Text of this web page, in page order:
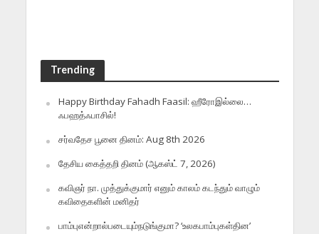
Trending
Happy Birthday Fahadh Faasil: ஹீரோஇல்லை…
ஃபஹத்ஃபாசில்!
சர்வதேச பூனை தினம்: Aug 8th 2026
தேசிய கைத்தறி தினம் (ஆகஸ்ட் 7, 2026)
கவிஞர் நா. முத்துக்குமார் எனும் காலம் கடந்தும் வாழும்
கவிதைகளின் மனிதர்
பாம்புஎன்றால்படையும்நடுங்குமா? ‘உலகபாம்புகள்தின’